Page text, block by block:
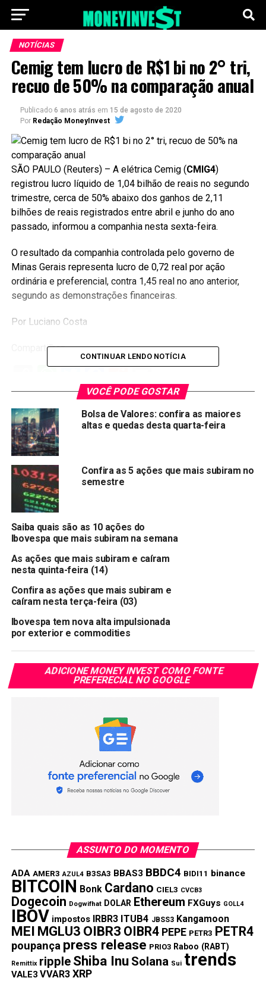
NOTÍCIAS
Cemig tem lucro de R$1 bi no 2° tri,
recuo de 50% na comparação anual
Publicado 6 anos atrás em 15 de agosto de 2020
Por Redação MoneyInvest
SÃO PAULO (Reuters) – A elétrica Cemig (CMIG4)
registrou lucro líquido de 1,04 bilhão de reais no segundo
trimestre, cerca de 50% abaixo dos ganhos de 2,11
bilhões de reais registrados entre abril e junho do ano
passado, informou a companhia nesta sexta-feira.
O resultado da companhia controlada pelo governo de
Minas Gerais representa lucro de 0,72 real por ação
ordinária e preferencial, contra 1,45 real no ano anterior,
segundo as demonstrações financeiras.
Por Luciano Costa
Compartilhar:
Copy
Link
WhatsApp
Twitter
Facebook
Reddit
Email
TÓPICOS RELACIONADOS: CMIG4
PRÓXIMA:
Benefícios que podem ser perdidos ao abrir MEI!
Totvs faz proposta para combinação de negócios
com Linx
CONTINUAR LENDO NOTÍCIA
VOCÊ PODE GOSTAR
Bolsa de Valores: confira as maiores
altas e quedas desta quarta-feira
Confira as 5 ações que mais subiram no
semestre
Saiba quais são as 10 ações do
Ibovespa que mais subiram na semana
As ações que mais subiram e caíram
nesta quinta-feira (14)
Confira as ações que mais subiram e
caíram nesta terça-feira (03)
Ibovespa tem nova alta impulsionada
por exterior e commodities
ADICIONE MONEY INVEST COMO FONTE
PREFERECIAL NO GOOGLE
ASSUNTO DO MOMENTO
ADA AMER3 AZUL4 B3SA3 BBAS3 BBDC4 BIDI11 binance
BITCOIN Bonk Cardano CIEL3 CVCB3
Dogecoin Dogwifhat DOLAR Ethereum FXGuys GOLL4
IBOV impostos IRBR3 ITUB4 JBSS3 Kangamoon
MEI MGLU3 OIBR3 OIBR4 PEPE PETR3 PETR4
poupança press release PRIO3 Raboo (RABT)
Remittix ripple Shiba Inu Solana Sui trends
VALE3 VVAR3 XRP